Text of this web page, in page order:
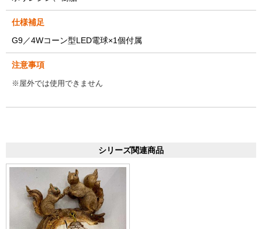
仕様補足
G9／4Wコーン型LED電球×1個付属
注意事項
※屋外では使用できません
シリーズ関連商品